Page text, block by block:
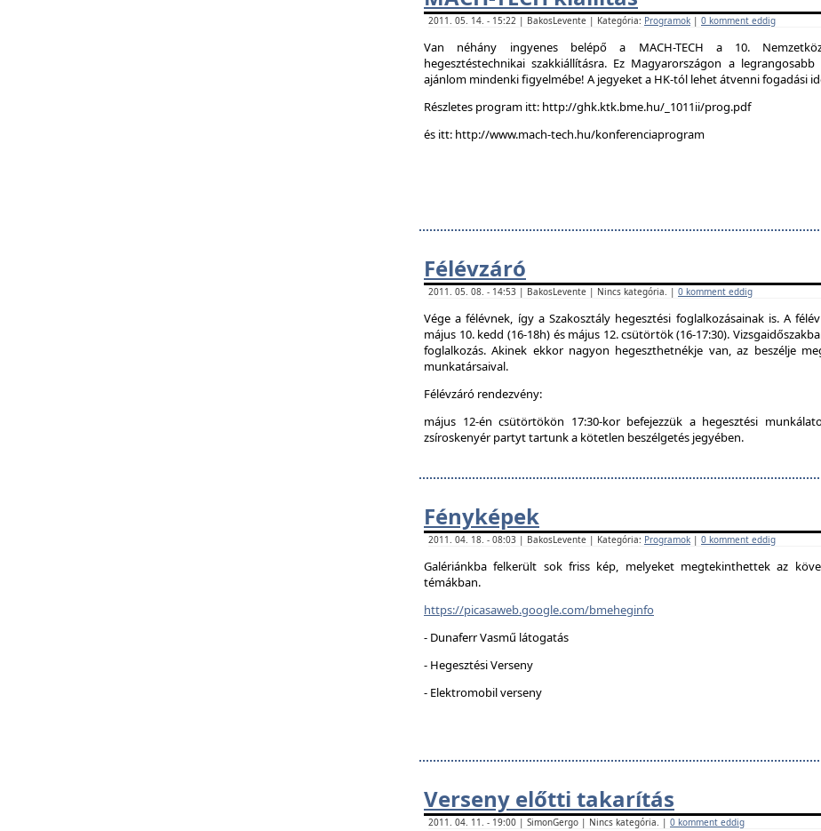
2011. 05. 14. - 15:22 | BakosLevente | Kategória: Programok | 0 komment eddig
Van néhány ingyenes belépő a MACH-TECH a 10.
hegesztéstechnikai szakkiállításra. Ez Magyarországon a
ajánlom mindenki figyelmébe! A jegyeket a HK-tól lehet átvenni fogadási
Részletes program itt: http://ghk.ktk.bme.hu/_1011ii/prog.pdf
és itt: http://www.mach-tech.hu/konferenciaprogram
Félévzáró
2011. 05. 08. - 14:53 | BakosLevente | Nincs kategória. | 0 komment eddig
Vége a félévnek, így a Szakosztály hegesztési foglalkozásainak is. A
május 10. kedd (16-18h) és május 12. csütörtök (16-17:30).
foglalkozás. Akinek ekkor nagyon hegeszthetnékje van, az beszélje
munkatársaival.
Félévzáró rendezvény:
május 12-én csütörtökön 17:30-kor befejezzük a hegesztési
zsíroskenyér partyt tartunk a kötetlen beszélgetés jegyében.
Fényképek
2011. 04. 18. - 08:03 | BakosLevente | Kategória: Programok | 0 komment eddig
Galériánkba felkerült sok friss kép, melyeket megtekinthettek az
témákban.
https://picasaweb.google.com/bmeheginfo
- Dunaferr Vasmű látogatás
- Hegesztési Verseny
- Elektromobil verseny
Verseny előtti takarítás
2011. 04. 11. - 19:00 | SimonGergo | Nincs kategória. | 0 komment eddig